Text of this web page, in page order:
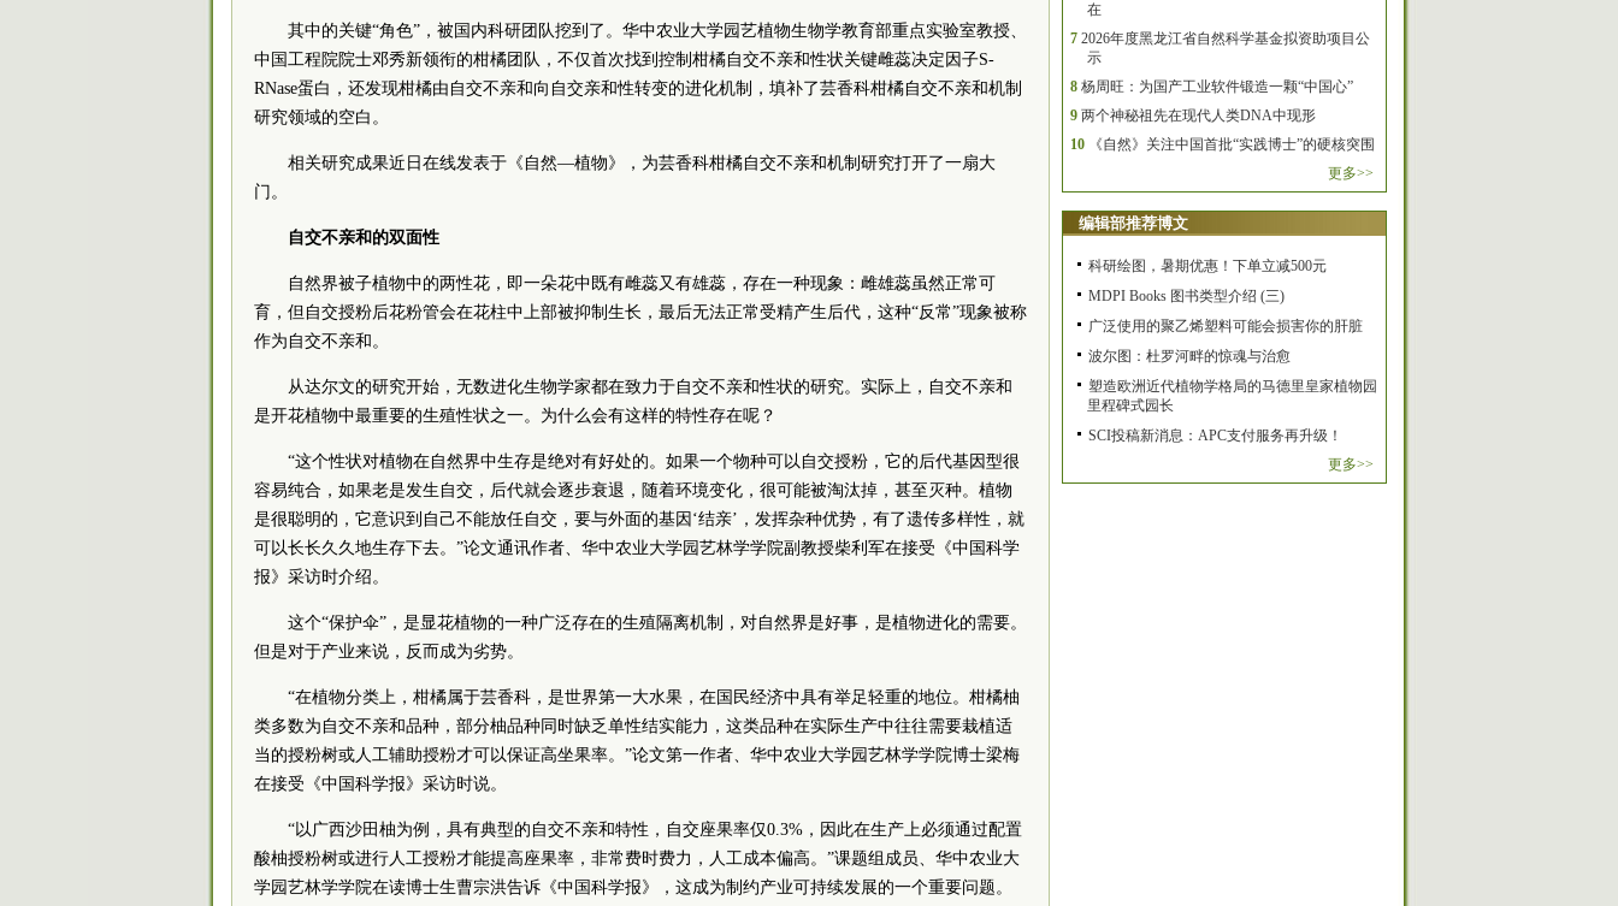
其中的关键“角色”，被国内科研团队挖到了。华中农业大学园艺植物生物学教育部重点实验室教授、
中国工程院院士邓秀新领衔的柑橘团队，不仅首次找到控制柑橘自交不亲和性状关键雌蕊决定因子S-
RNase蛋白，还发现柑橘由自交不亲和向自交亲和性转变的进化机制，填补了芸香科柑橘自交不亲和机制
研究领域的空白。
相关研究成果近日在线发表于《自然—植物》，为芸香科柑橘自交不亲和机制研究打开了一扇大
门。
自交不亲和的双面性
自然界被子植物中的两性花，即一朵花中既有雌蕊又有雄蕊，存在一种现象：雌雄蕊虽然正常可
育，但自交授粉后花粉管会在花柱中上部被抑制生长，最后无法正常受精产生后代，这种“反常”现象被称
作为自交不亲和。
从达尔文的研究开始，无数进化生物学家都在致力于自交不亲和性状的研究。实际上，自交不亲和
是开花植物中最重要的生殖性状之一。为什么会有这样的特性存在呢？
“这个性状对植物在自然界中生存是绝对有好处的。如果一个物种可以自交授粉，它的后代基因型很
容易纯合，如果老是发生自交，后代就会逐步衰退，随着环境变化，很可能被淘汰掉，甚至灭种。植物
是很聪明的，它意识到自己不能放任自交，要与外面的基因‘结亲’，发挥杂种优势，有了遗传多样性，就
可以长长久久地生存下去。”论文通讯作者、华中农业大学园艺林学学院副教授柴利军在接受《中国科学
报》采访时介绍。
这个“保护伞”，是显花植物的一种广泛存在的生殖隔离机制，对自然界是好事，是植物进化的需要。
但是对于产业来说，反而成为劣势。
“在植物分类上，柑橘属于芸香科，是世界第一大水果，在国民经济中具有举足轻重的地位。柑橘柚
类多数为自交不亲和品种，部分柚品种同时缺乏单性结实能力，这类品种在实际生产中往往需要栽植适
当的授粉树或人工辅助授粉才可以保证高坐果率。”论文第一作者、华中农业大学园艺林学学院博士梁梅
在接受《中国科学报》采访时说。
“以广西沙田柚为例，具有典型的自交不亲和特性，自交座果率仅0.3%，因此在生产上必须通过配置
酸柚授粉树或进行人工授粉才能提高座果率，非常费时费力，人工成本偏高。”课题组成员、华中农业大
学园艺林学学院在读博士生曹宗洪告诉《中国科学报》，这成为制约产业可持续发展的一个重要问题。
在
7 2026年度黑龙江省自然科学基金拟资助项目公
示
8 杨周旺：为国产工业软件锻造一颗“中国心”
9 两个神秘祖先在现代人类DNA中现形
10
《自然》关注中国首批“实践博士”的硬核突围
更多>>
编辑部推荐博文
科研绘图，暑期优惠！下单立减500元
MDPI Books 图书类型介绍 (三)
广泛使用的聚乙烯塑料可能会损害你的肝脏
波尔图：杜罗河畔的惊魂与治愈
塑造欧洲近代植物学格局的马德里皇家植物园
里程碑式园长
SCI投稿新消息：APC支付服务再升级！
更多>>